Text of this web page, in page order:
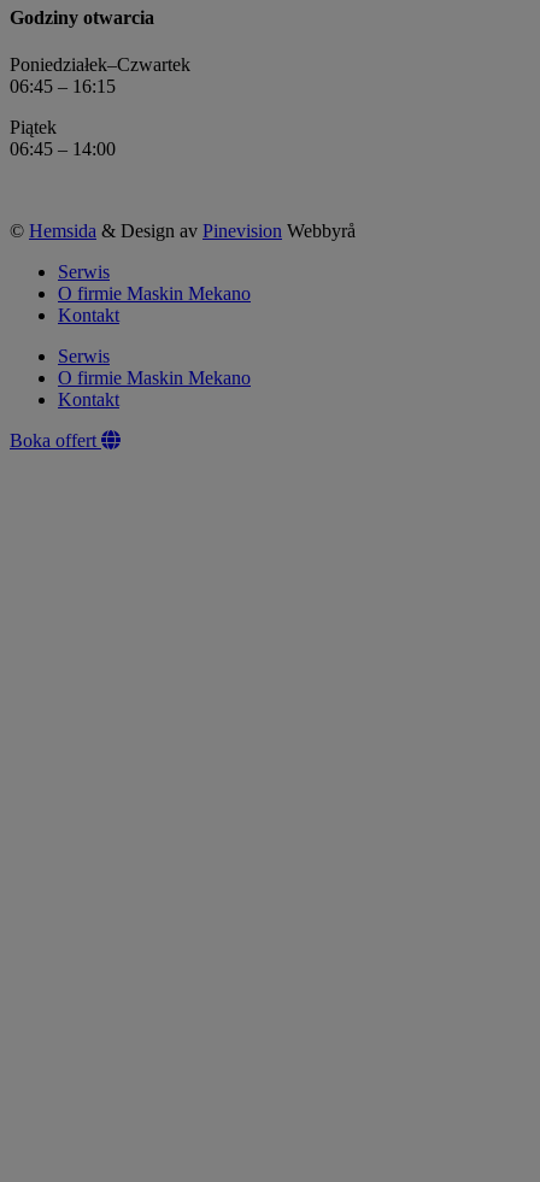
Godziny otwarcia
Poniedziałek–Czwartek
06:45 – 16:15
Piątek
06:45 – 14:00
© Hemsida & Design av Pinevision Webbyrå
Serwis
O firmie Maskin Mekano
Kontakt
Serwis
O firmie Maskin Mekano
Kontakt
Boka offert